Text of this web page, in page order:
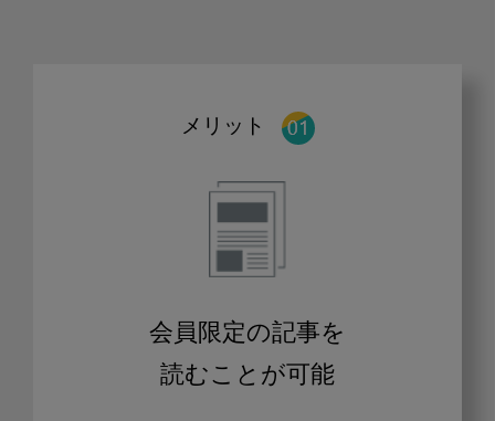
メリット
会員限定の記事を
読むことが可能